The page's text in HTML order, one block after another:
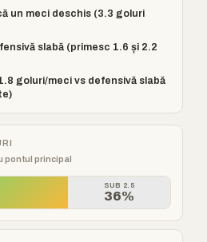
un meci deschis (3.3 goluri
slabă (primesc 1.6 și 2.2
goluri/meci vs defensivă slabă
pontul principal
SUB 2.5
36%